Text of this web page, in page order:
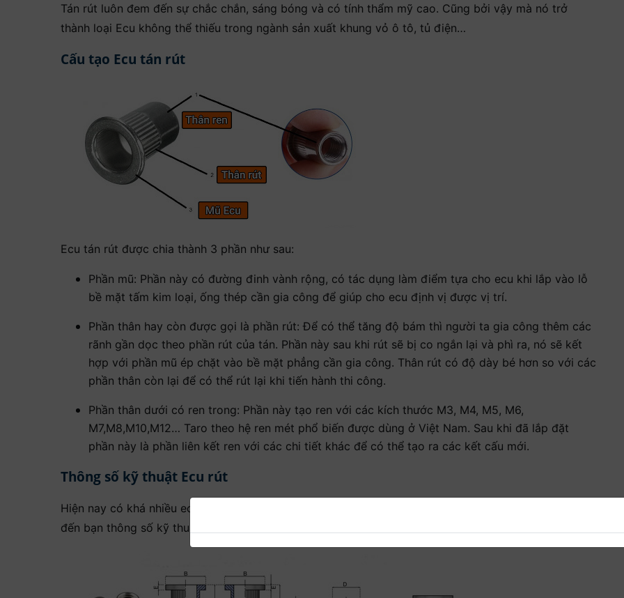
Tán rút luôn đem đến sự chắc chắn, sáng bóng và có tính thẩm mỹ cao. Cũng bởi vậy mà nó trở
thành loại Ecu không thể thiếu trong ngành sản xuất khung vỏ ô tô, tủ điện…
Cấu tạo Ecu tán rút
Ecu tán rút được chia thành 3 phần như sau:
Phần mũ: Phần này có đường đinh vành rộng, có tác dụng làm điểm tựa cho ecu khi lắp vào lỗ
bề mặt tấm kim loại, ống thép cần gia công để giúp cho ecu định vị được vị trí.
Phần thân hay còn được gọi là phần rút: Để có thể tăng độ bám thì người ta gia công thêm các
rãnh gần dọc theo phần rút của tán. Phần này sau khi rút sẽ bị co ngắn lại và phì ra, nó sẽ kết
hợp với phần mũ ép chặt vào bề mặt phẳng cần gia công. Thân rút có độ dày bé hơn so với các
phần thân còn lại để có thể rút lại khi tiến hành thi công.
Phần thân dưới có ren trong: Phần này tạo ren với các kích thước M3, M4, M5, M6,
M7,M8,M10,M12… Taro theo hệ ren mét phổ biến được dùng ở Việt Nam. Sau khi đã lắp đặt
phần này là phần liên kết ren với các chi tiết khác để có thể tạo ra các kết cấu mới.
Thông số kỹ thuật Ecu rút
Hiện nay có khá nhiều ecu rút, tán rút với những thông số kỹ thuật khác nhau. Dưới đây chúng tôi gửi
đến bạn thông số kỹ thuật của các loại ecu rút thông dụng.